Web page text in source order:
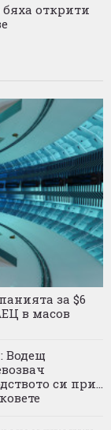
открити
за $6
в масов
Водещ
си при...